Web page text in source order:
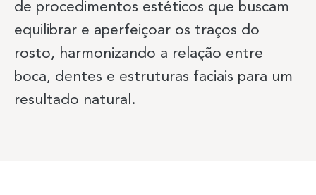
Previous Item Next Item
de procedimentos estéticos que buscam
equilibrar e aperfeiçoar os traços do
rosto, harmonizando a relação entre
boca, dentes e estruturas faciais para um
resultado natural.